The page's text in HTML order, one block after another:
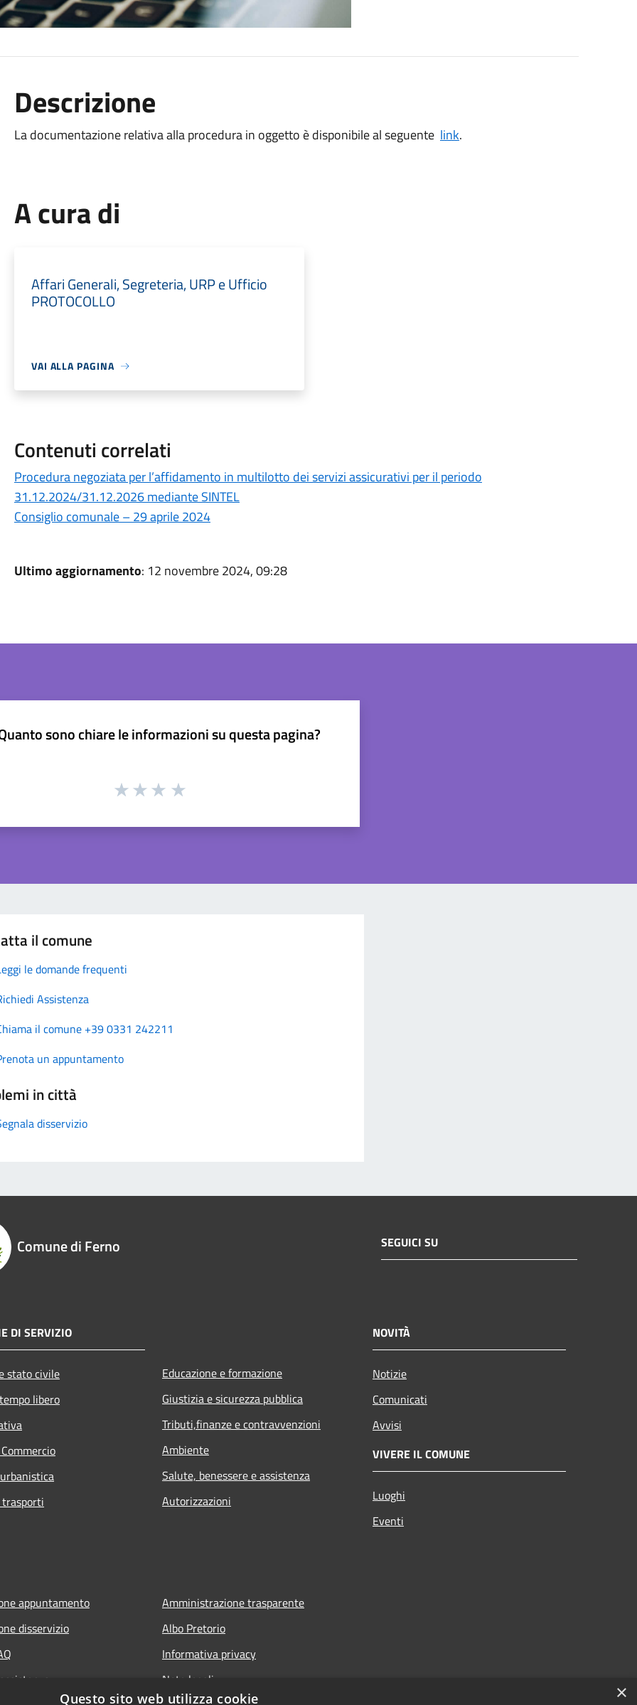
Descrizione
La documentazione relativa alla procedura in oggetto è disponibile al seguente link.
A cura di
Affari Generali, Segreteria, URP e Ufficio
PROTOCOLLO
VAI ALLA PAGINA
Contenuti correlati
Procedura negoziata per l’affidamento in multilotto dei servizi assicurativi per il periodo
31.12.2024/31.12.2026 mediante SINTEL
Consiglio comunale – 29 aprile 2024
Ultimo aggiornamento: 12 novembre 2024, 09:28
sono chiare le informazioni su questa pagina?
il comune
le domande frequenti
Assistenza
il comune +39 0331 242211
un appuntamento
in città
disservizio
Comune di Ferno SEGUICI SU
DI SERVIZIO
stato civile
libero
Educazione e formazione
Giustizia e sicurezza pubblica
Tributi,finanze e contravvenzioni
Ambiente
Salute, benessere e assistenza
Autorizzazioni
NOVITÀ
Notizie
Comunicati
Avvisi
VIVERE IL COMUNE
Luoghi
Eventi
appuntamento
disservizio
Amministrazione trasparente
Albo Pretorio
Informativa privacy
Note legali
×
Questo sito web utilizza cookie